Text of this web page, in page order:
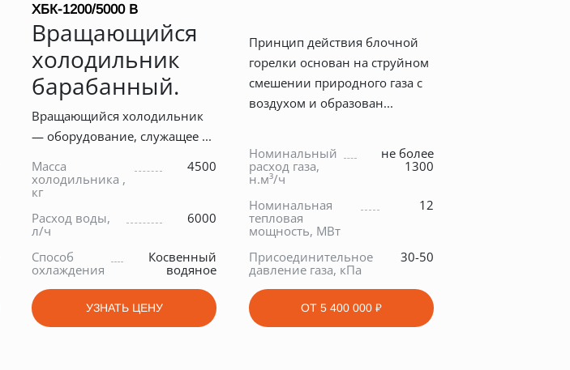
ХБК-1200/5000 В
Вращающийся
холодильник
барабанный.
Вращающийся холодильник
— оборудование, служащее ...
Масса
холодильника ,
кг
4500
Расход воды,
л/ч
6000
Способ
охлаждения
Косвенный
водяное
УЗНАТЬ ЦЕНУ
Принцип действия блочной
горелки основан на струйном
смешении природного газа с
воздухом и образован...
Номинальный
расход газа,
н.м³/ч
не более
1300
Номинальная
тепловая
мощность, МВт
12
Присоединительное
давление газа, кПа
30-50
ОТ 5 400 000 ₽